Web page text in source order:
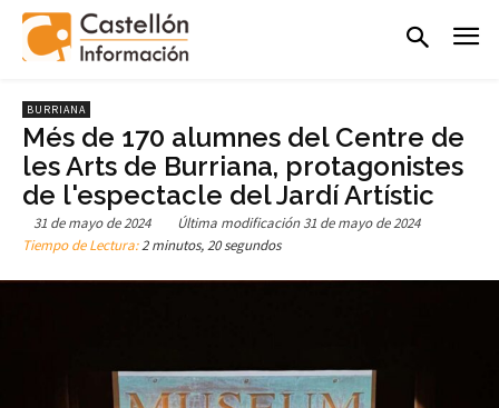
BURRIANA
Més de 170 alumnes del Centre de
les Arts de Burriana, protagonistes
de l'espectacle del Jardí Artístic
31 de mayo de 2024 Última modificación 31 de mayo de 2024
Tiempo de Lectura:2 minutos, 20 segundos